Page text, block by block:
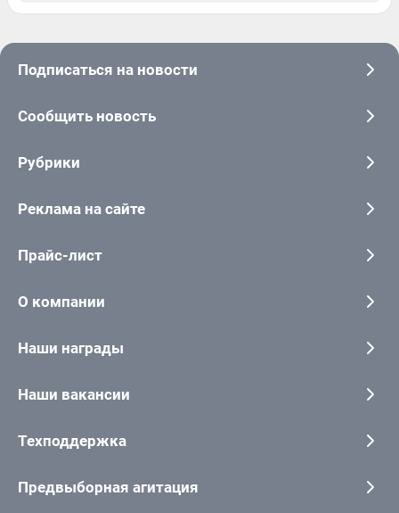
Подписаться на новости
Сообщить новость
Рубрики
Реклама на сайте
Прайс-лист
О компании
Наши награды
Наши вакансии
Техподдержка
Предвыборная агитация